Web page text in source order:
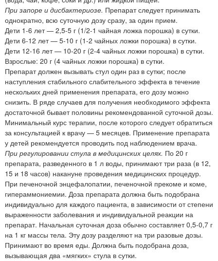
При запоре и дисбактериозе. Препарат следует принимать
однократно, всю суточную дозу сразу, за один прием.
Дети 1-6 лет — 2,5-5 г (1/2-1 чайная ложка порошка) в сутки.
Дети 6-12 лет — 5-10 г (1-2 чайных ложки порошка) в сутки.
Дети 12-16 лет — 10-20 г (2-4 чайных ложки порошка) в сутки.
Взрослые: 20 г (4 чайных ложки порошка) в сутки.
Препарат должен вызывать стул один раз в сутки; после
наступления стабильного слабительного эффекта в течение
нескольких дней применения препарата, его дозу можно
снизить. В ряде случаев для получения необходимого эффекта
достаточной бывает половины рекомендованной суточной дозы.
Минимальный курс терапии, после которого следует обратиться
за консультацией к врачу — 5 месяцев. Применение препарата
у детей рекомендуется проводить под наблюдением врача.
При регулировании стула в медицинских целях. По 20 г
препарата, разведенного в 1 л воды, принимают три раза (в 12,
15 и 18 часов) накануне проведения медицинских процедур.
При печеночной энцефалопатии, печеночной прекоме и коме,
гипераммониемии. Доза препарата должна быть подобрана
индивидуально для каждого пациента, в зависимости от степени
выраженности заболевания и индивидуальной реакции на
препарат. Начальная суточная доза обычно составляет 0,5-0,7 г
на 1 кг массы тела. Эту дозу разделяют на три разовые дозы.
Принимают во время еды. Должна быть подобрана доза,
вызывающая два «мягких» стула в сутки.